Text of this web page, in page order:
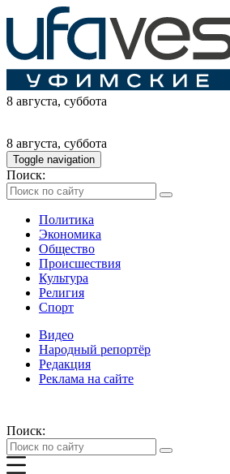
8 августа, суббота
8 августа, суббота
Toggle navigation
Поиск:
Политика
Экономика
Общество
Происшествия
Культура
Религия
Спорт
Видео
Народный репортёр
Редакция
Реклама на сайте
Поиск: